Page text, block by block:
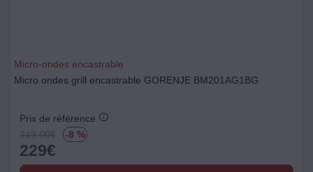
Micro-ondes encastrable
Micro ondes grill encastrable GORENJE BM201AG1BG
Prix de référence
249.00€ -8 %
229€